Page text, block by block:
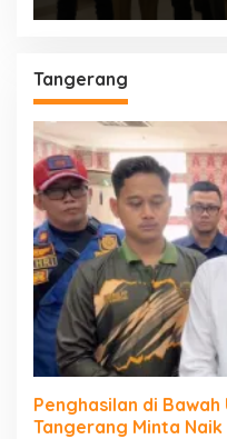
Tangerang
Penghasilan di Bawah
Tangerang Minta Naik